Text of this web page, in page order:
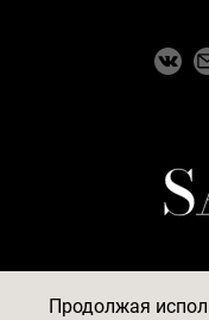
Продолжая